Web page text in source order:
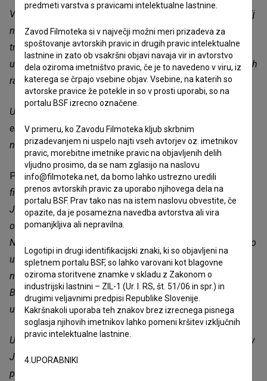
V Južni Koreji še nikoli nisem bila, zato se mi zdi toliko bolj
neverjetno, da bo tja pripotoval naš film. Ob takšnih
trenutkih se vedno znova zavem, da film preseže svojega
ustvarjalca in zaživi svoje življenje. Prav to je eden najlepših
razlogov za ustvarjanje.
Uvrstitev na oba festivala je veliko priznanje za celotno
ekipo filma, zato se iskreno veselim, da bo Ida svojo pot
nadaljevala v Londonu in Busanu.«
Producentka filmaJerca Jeričpa je dodala:»Uvrstitev
filma v tekmovalne programe festivalov v Veliki Britaniji in
Južni Koreji potrjuje, da njegova zgodba nagovarja
občinstva ne glede na kulturne in geografske razlike.
Nominaciji za najboljši režijski prvenec in najboljšo igralsko
upodobitev v prvencu na festivalu Raindance, enem
najuglednejših festivalov neodvisnega filma v Veliki
Britaniji, predstavljata veliko priznanje za celotno
ustvarjalno ekipo.
Uvrstitev v tekmovalni program Starlight na festivalu BIKY v
Južni Koreji pa filmu prinaša prestižno azijsko premiero
pred zahtevnim in izjemno angažiranim mladim
predmeti varstva s pravicami intelektualne lastnine.
Zavod Filmoteka si v največji možni meri prizadeva za
spoštovanje avtorskih pravic in drugih pravic intelektualne
lastnine in zato ob vsakršni objavi navaja vir in avtorstvo
dela oziroma imetništvo pravic, če je to navedeno v viru, iz
katerega se črpajo vsebine objav. Vsebine, na katerih so
avtorske pravice že potekle in so v prosti uporabi, so na
portalu BSF izrecno označene.
V primeru, ko Zavodu Filmoteka kljub skrbnim
prizadevanjem ni uspelo najti vseh avtorjev oz. imetnikov
pravic, morebitne imetnike pravic na objavljenih delih
vljudno prosimo, da se nam zglasijo na naslovu
info@filmoteka.net, da bomo lahko ustrezno uredili
prenos avtorskih pravic za uporabo njihovega dela na
portalu BSF. Prav tako nas na istem naslovu obvestite, če
opazite, da je posamezna navedba avtorstva ali vira
pomanjkljiva ali nepravilna.
Logotipi in drugi identifikacijski znaki, ki so objavljeni na
spletnem portalu BSF, so lahko varovani kot blagovne
oziroma storitvene znamke v skladu z Zakonom o
industrijski lastnini – ZIL-1 (Ur. l. RS, št. 51/06 in spr.) in
drugimi veljavnimi predpisi Republike Slovenije.
Kakršnakoli uporaba teh znakov brez izrecnega pisnega
soglasja njihovih imetnikov lahko pomeni kršitev izključnih
pravic intelektualne lastnine.
4.UPORABNIKI